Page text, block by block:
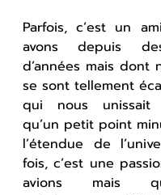
Parfois, c’est un
avons depuis
d’années mais dont
se sont tellement
qui nous unissait
qu’un petit point
l’étendue de
fois, c’est une
avions mais